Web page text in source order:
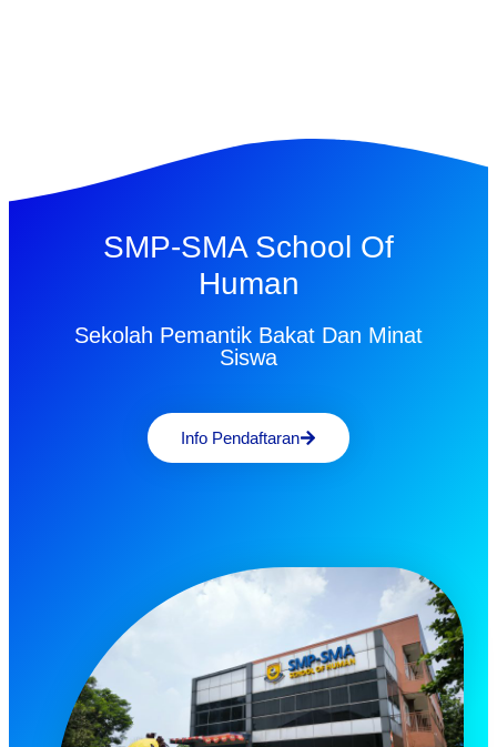
SMP-SMA School Of
Human
Sekolah Pemantik Bakat Dan Minat
Siswa
Info Pendaftaran